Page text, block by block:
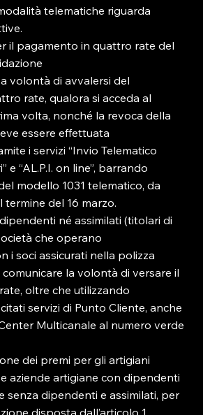
telematiche riguarda
il pagamento in quattro rate del
volontà di avvalersi del
rate, qualora si acceda al
volta, nonché la revoca della
essere effettuata
i servizi “Invio Telematico
e “AL.P.I. on line”, barrando
modello 1031 telematico, da
del 16 marzo.
né assimilati (titolari di
che operano
i soci assicurati nella polizza
la volontà di versare il
oltre che utilizzando
servizi di Punto Cliente, anche
Multicanale al numero verde
dei premi per gli artigiani
aziende artigiane con dipendenti
senza dipendenti e assimilati, per
disposta dall’articolo 1,